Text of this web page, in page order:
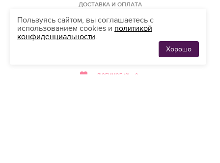
ДОСТАВКА И ОПЛАТА
КАРТА САЙТА
ЛЮБИМОЕ (0) 0
Пользуясь сайтом, вы соглашаетесь с
использованием cookies и политикой
конфиденциальности.
Хорошо